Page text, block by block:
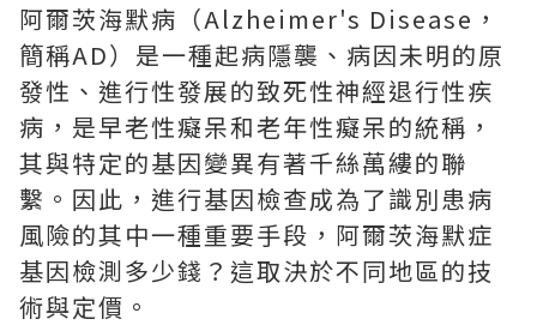
阿爾茨海默病（Alzheimer's Disease，
簡稱AD）是一種起病隱襲、病因未明的原
發性、進行性發展的致死性神經退行性疾
病，是早老性癡呆和老年性癡呆的統稱，
其與特定的基因變異有著千絲萬縷的聯
繫。因此，進行基因檢查成為了識別患病
風險的其中一種重要手段，阿爾茨海默症
基因檢測多少錢？這取決於不同地區的技
術與定價。